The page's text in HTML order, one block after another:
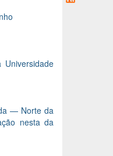
— Norte da
nesta da